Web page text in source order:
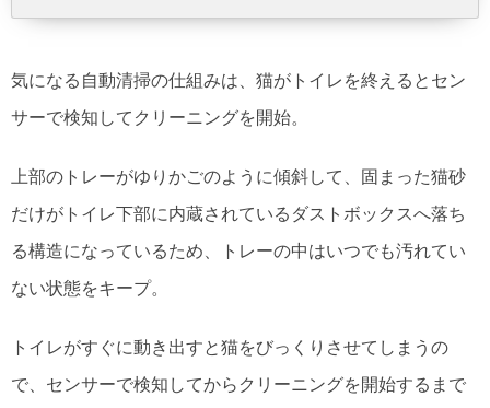
気になる自動清掃の仕組みは、猫がトイレを終えるとセン
サーで検知してクリーニングを開始。
上部のトレーがゆりかごのように傾斜して、固まった猫砂
だけがトイレ下部に内蔵されているダストボックスへ落ち
る構造になっているため、トレーの中はいつでも汚れてい
ない状態をキープ。
トイレがすぐに動き出すと猫をびっくりさせてしまうの
で、センサーで検知してからクリーニングを開始するまで